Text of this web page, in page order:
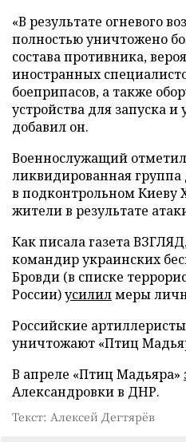
«В результате огневого
полностью уничтожено
состава противника,
иностранных
боеприпасов, а также
устройства для запуска
добавил он.
Военнослужащий
ликвидированная
в подконтрольном Киеву
жители в результате
Как писала газета
командир украинских
Бровди (в списке
России)усилилмеры
Российские артиллеристы
уничтожают «Птиц
В апреле «Птиц Мадьяра»
Александровки в ДНР.
Текст: Алексей Дегтярёв